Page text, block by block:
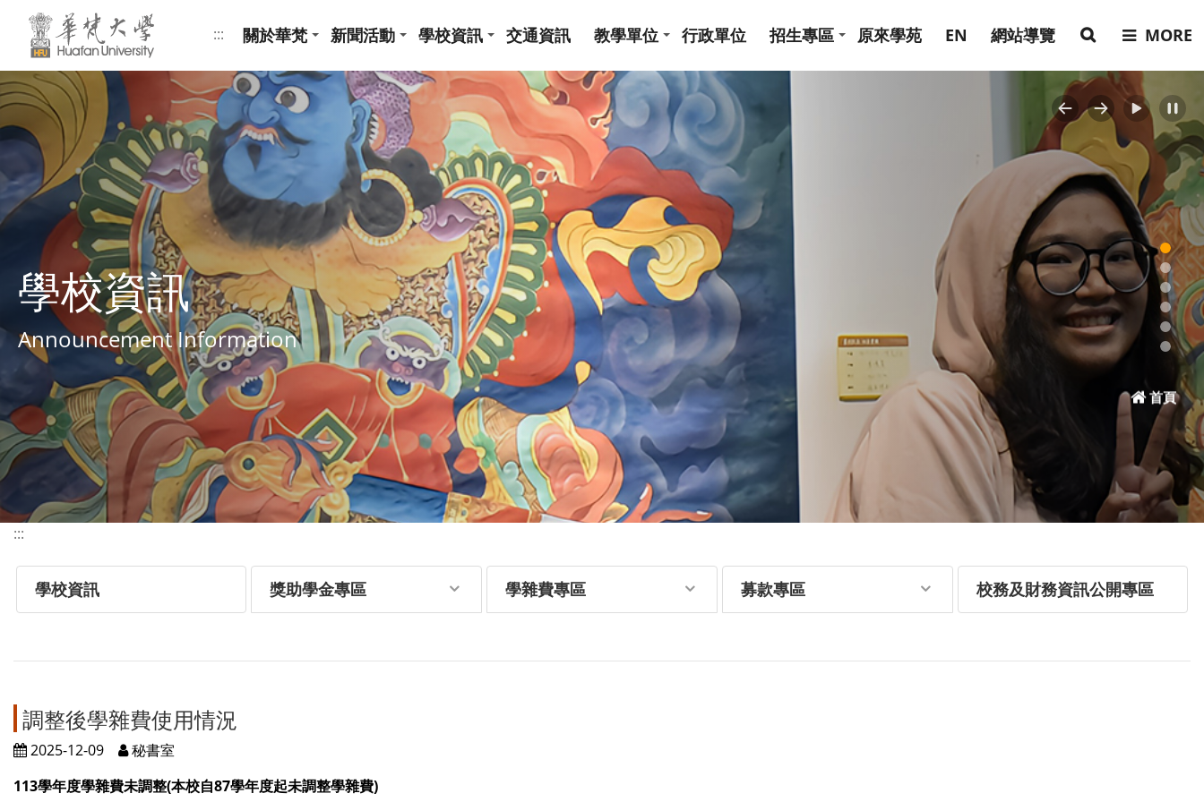
跳到頁面主要內容區
:::
關於華梵 新聞活動 學校資訊 交通資訊 教學單位 行政單位 招生專區 原來學苑 EN 網站導覽 MORE
Previous
Next
學校資訊
Announcement Information
首頁
:::
學校資訊 獎助學金專區 學雜費專區 募款專區 校務及財務資訊公開專區
調整後學雜費使用情況
2025-12-09
秘書室
113學年度學雜費未調整(本校自87學年度起未調整學雜費)